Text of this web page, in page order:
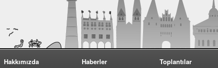
Hakkımızda
Haberler
Toplantılar